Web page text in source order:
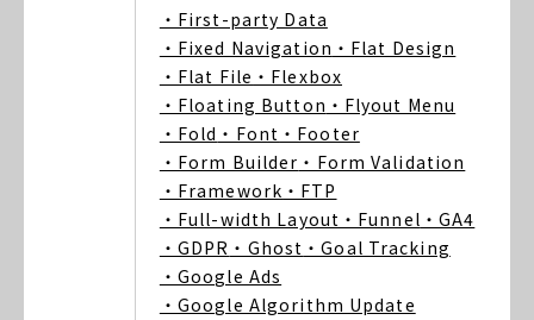
・First-party Data
・Fixed Navigation ・Flat Design
・Flat File ・Flexbox
・Floating Button ・Flyout Menu
・Fold ・Font ・Footer
・Form Builder ・Form Validation
・Framework ・FTP
・Full-width Layout ・Funnel ・GA4
・GDPR ・Ghost ・Goal Tracking
・Google Ads
・Google Algorithm Update